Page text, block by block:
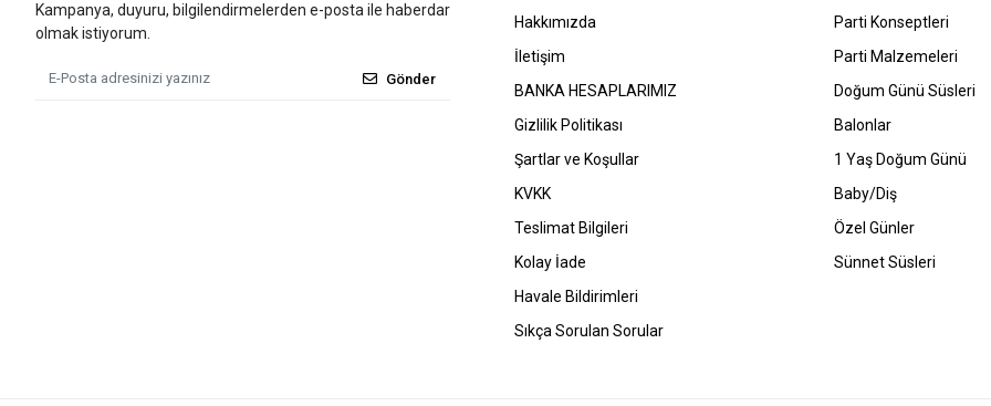
Kampanya, duyuru, bilgilendirmelerden e-posta ile haberdar
olmak istiyorum.
Gönder
Hakkımızda
İletişim
BANKA HESAPLARIMIZ
Gizlilik Politikası
Şartlar ve Koşullar
KVKK
Teslimat Bilgileri
Kolay İade
Havale Bildirimleri
Sıkça Sorulan Sorular
Parti Konseptleri
Parti Malzemeleri
Doğum Günü Süsleri
Balonlar
1 Yaş Doğum Günü
Baby/Diş
Özel Günler
Sünnet Süsleri